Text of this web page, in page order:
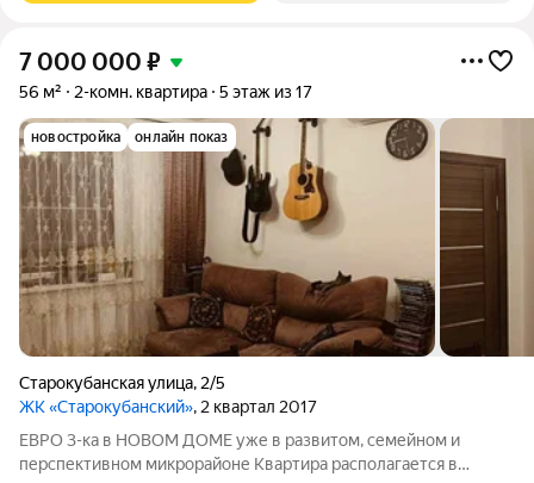
7 000 000 ₽
56 м² 2-комн. квартира 5 этаж из 17
новостройка онлайн показ
Старокубанская улица, 2/5
ЖК «Старокубанский», 2 квартал 2017
ЕВРО 3-ка в НОВОМ ДОМЕ уже в развитом, семейном и
перспективном микрорайоне Квартира располагается в